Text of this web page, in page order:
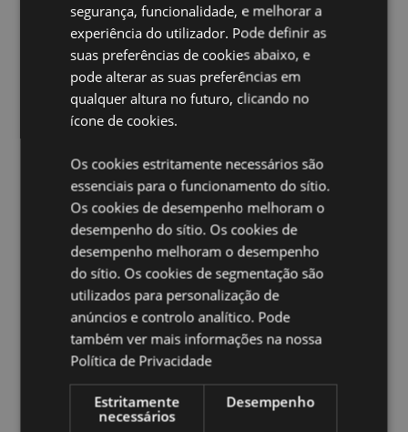
Material:Plástico (ABS e PET)
Marcado CE/UKCA:Sim
Não adequado para: 0 - 3 Anos
EN71:Sim
Volume:35ml
totalmente licenciado e pode ser vendido em todo o
mundo.
Ampliar informação:
Quer saber mais acerca de comprar na Puckator?
a nossaGuia de informação para o cliente.
Caracteristicas do Produto
Altura 13.5cm Largura 4cm Profundidade
5055071797262
288
segurança, funcionalidade, e melhorar a
experiência do utilizador. Pode definir as
suas preferências de cookies abaixo, e
pode alterar as suas preferências em
qualquer altura no futuro, clicando no
ícone de cookies.
Os cookies estritamente necessários são
essenciais para o funcionamento do sítio.
Os cookies de desempenho melhoram o
desempenho do sítio. Os cookies de
desempenho melhoram o desempenho
do sítio. Os cookies de segmentação são
utilizados para personalização de
anúncios e controlo analítico. Pode
também ver mais informações na nossa
Política de Privacidade
Estritamente
necessários
Desempenho